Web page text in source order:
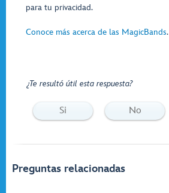
para tu privacidad.
Conoce más acerca de las MagicBands.
¿Te resultó útil esta respuesta?
Si No
Preguntas relacionadas